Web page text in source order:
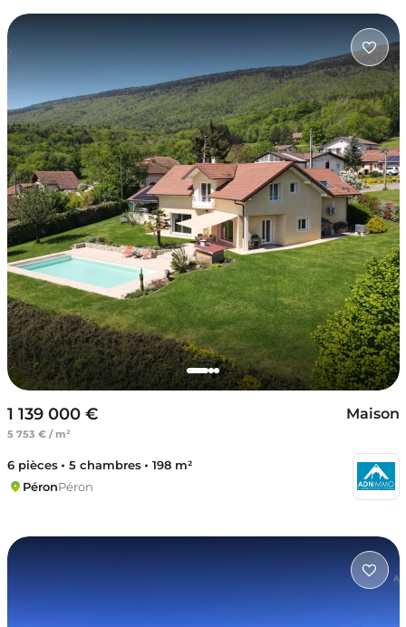
1 139 000 €
5 753 € / m²
Maison
6 pièces 5 chambres
198 m²
PéronPéron